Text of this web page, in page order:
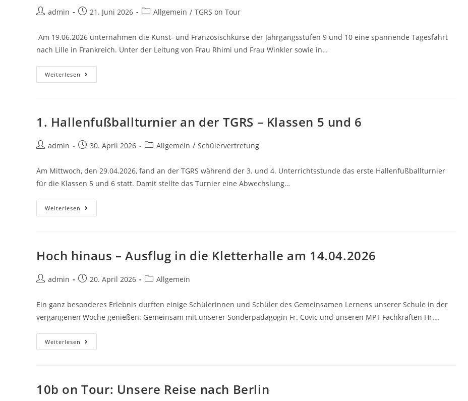
admin 21. Juni 2026 Allgemein / TGRS on Tour
Am 19.06.2026 unternahmen die Kunst- und Französischkurse der Jahrgangsstufen 9 und 10 eine spannende Tagesfahrt
nach Lille in Frankreich. Unter der Leitung von Frau Rhimi und Frau Winkler sowie in…
Weiterlesen
1. Hallenfußballturnier an der TGRS – Klassen 5 und 6
admin 30. April 2026 Allgemein / Schülervertretung
Am Mittwoch, den 29.04.2026, fand an der TGRS während der 3. und 4. Unterrichtsstunde das erste Hallenfußballturnier
für die Klassen 5 und 6 statt. Damit stellte das Turnier eine Abwechslung…
Weiterlesen
Hoch hinaus – Ausflug in die Kletterhalle am 14.04.2026
admin 20. April 2026 Allgemein
Ein ganz besonderes Erlebnis durften einige Schülerinnen und Schüler des Gemeinsamen Lernens unserer Schule in der
vergangenen Woche genießen: Gemeinsam mit unserer Sonderpädagogin Fr. Covic und unseren MPT Fachkräften Hr.…
Weiterlesen
10b on Tour: Unsere Reise nach Berlin